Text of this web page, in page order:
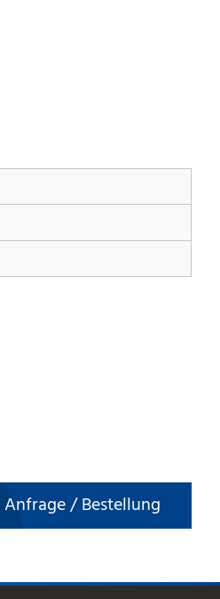
Anfrage / Bestellung